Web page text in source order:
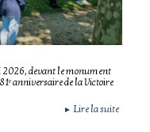
2026, devant le monument
anniversaire de la Victoire
► Lire la suite